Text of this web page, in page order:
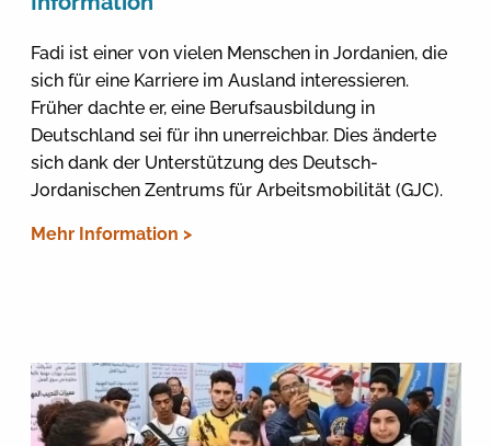
Fadi ist einer von vielen Menschen in Jordanien, die
sich für eine Karriere im Ausland interessieren.
Früher dachte er, eine Berufsausbildung in
Deutschland sei für ihn unerreichbar. Dies änderte
sich dank der Unterstützung des Deutsch-
Jordanischen Zentrums für Arbeitsmobilität (GJC).
Mehr Information >